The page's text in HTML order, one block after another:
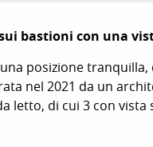
bastioni con una
posizione
nel 2021 da un
letto, di cui 3 con